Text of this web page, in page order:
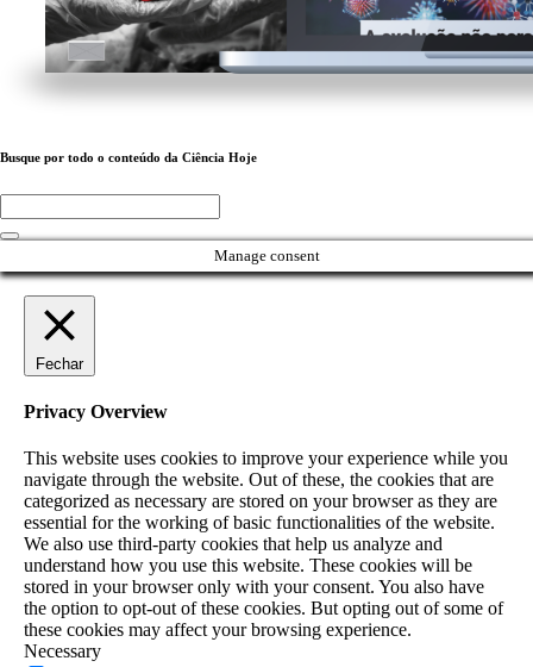
Busque por todo o conteúdo da Ciência Hoje
Manage consent
Fechar
Privacy Overview
This website uses cookies to improve your experience while you
navigate through the website. Out of these, the cookies that are
categorized as necessary are stored on your browser as they are
essential for the working of basic functionalities of the website.
We also use third-party cookies that help us analyze and
understand how you use this website. These cookies will be
stored in your browser only with your consent. You also have
the option to opt-out of these cookies. But opting out of some of
these cookies may affect your browsing experience.
Necessary